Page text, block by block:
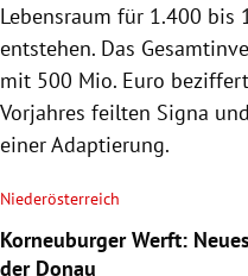
Lebensraum für 1.400 bis
entstehen. Das
mit 500 Mio. Euro
Vorjahres feilten Signa
einer Adaptierung.
Niederösterreich
Korneuburger Werft:
der Donau